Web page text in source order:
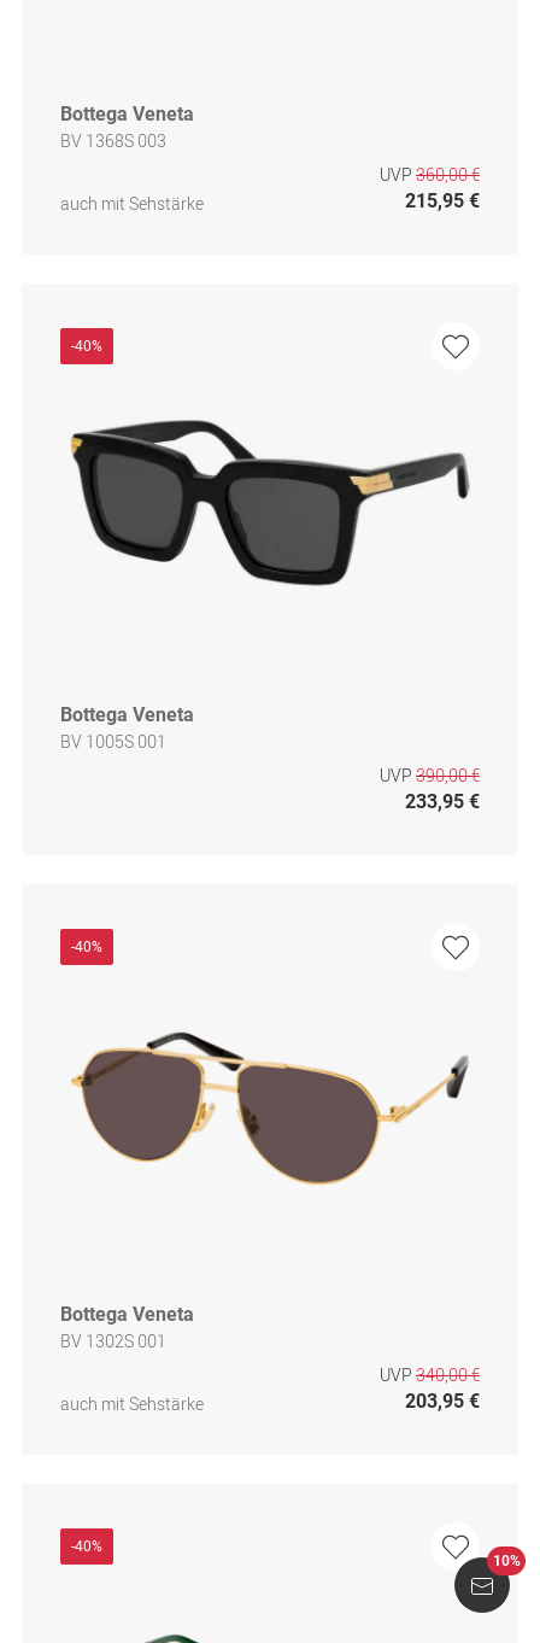
Bottega Veneta
BV 1368S 003
auch mit Sehstärke
UVP 360,00 €
215,95 €
-40%
Bottega Veneta
BV 1005S 001
UVP 390,00 €
233,95 €
-40%
Bottega Veneta
BV 1302S 001
auch mit Sehstärke
UVP 340,00 €
203,95 €
-40%
10%